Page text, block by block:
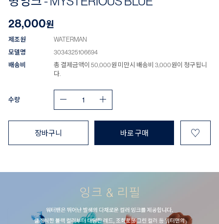
28,000원
제조원
WATERMAN
모델명
3034325106694
배송비
총 결제금액이 50,000원 미만시 배송비 3,000원이 청구됩니
다.
수량
장바구니 바로 구매 ♡